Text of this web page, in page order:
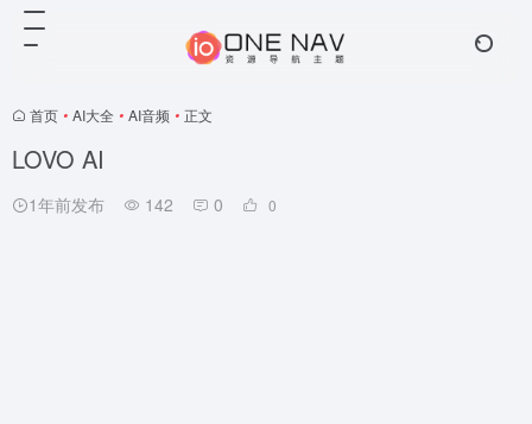
首页 • AI大全 • AI音频 • 正文
LOVO AI
1年前发布 142 0 0